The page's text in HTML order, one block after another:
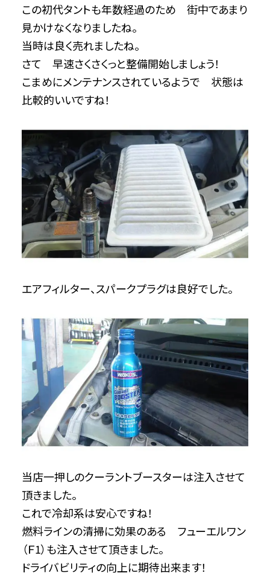
この初代タントも年数経過のため 街中であまり
見かけなくなりましたね。
当時は良く売れましたね。
さて 早速さくさくっと整備開始しましょう！
こまめにメンテナンスされているようで 状態は
比較的いいですね！
エアフィルター、スパークプラグは良好でした。
当店一押しのクーラントブースターは注入させて
頂きました。
これで冷却系は安心ですね！
燃料ラインの清掃に効果のある フューエルワン
（Ｆ1）も注入させて頂きました。
ドライバビリティの向上に期待出来ます！